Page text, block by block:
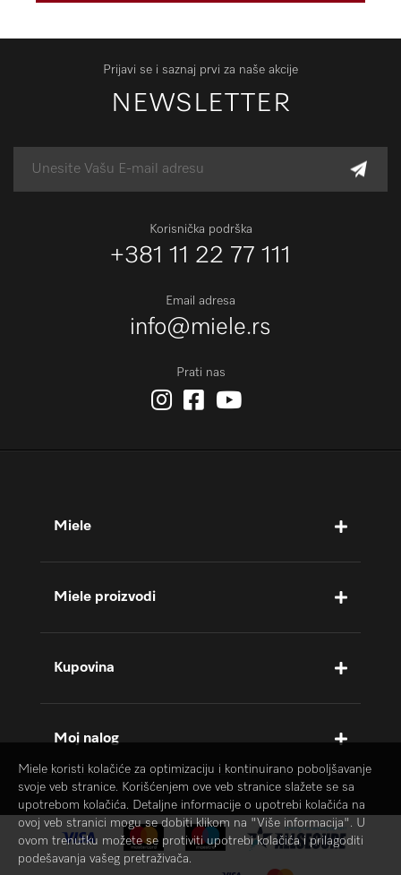
Prijavi se i saznaj prvi za naše akcije
NEWSLETTER
Korisnička podrška
+381 11 22 77 111
Email adresa
info@miele.rs
Prati nas
Miele
Miele proizvodi
Kupovina
Moj nalog
Miele koristi kolačiće za optimizaciju i kontinuirano poboljšavanje
svoje veb stranice. Korišćenjem ove veb stranice slažete se sa
upotrebom kolačića. Detaljne informacije o upotrebi kolačića na
ovoj veb stranici mogu se dobiti klikom na "Više informacija". U
ovom trenutku možete se protiviti upotrebi kolačića i prilagoditi
podešavanja vašeg pretraživača.